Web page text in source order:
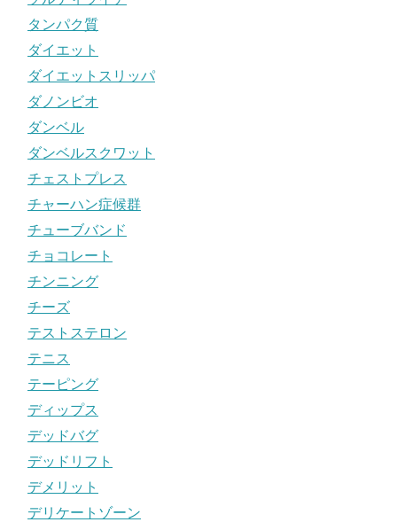
タンパク質
ダイエット
ダイエットスリッパ
ダノンビオ
ダンベル
ダンベルスクワット
チェストプレス
チャーハン症候群
チューブバンド
チョコレート
チンニング
チーズ
テストステロン
テニス
テーピング
ディップス
デッドバグ
デッドリフト
デメリット
デリケートゾーン